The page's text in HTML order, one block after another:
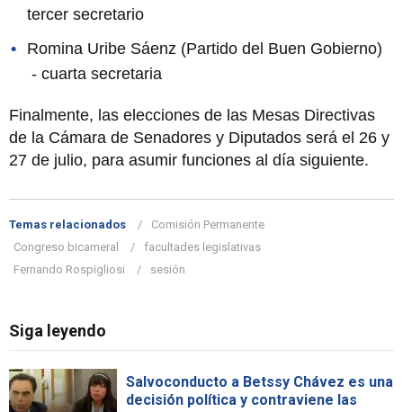
tercer secretario
Romina Uribe Sáenz (Partido del Buen Gobierno)
- cuarta secretaria
Finalmente, las elecciones de las Mesas Directivas
de la Cámara de Senadores y Diputados será el 26 y
27 de julio, para asumir funciones al día siguiente.
Temas relacionados
Comisión Permanente
Congreso bicameral
facultades legislativas
Fernando Rospigliosi
sesión
Siga leyendo
Salvoconducto a Betssy Chávez es una
decisión política y contraviene las